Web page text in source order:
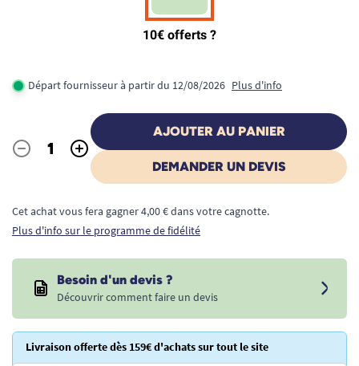
Départ fournisseur à partir du 12/08/2026 Plus d'info
Quantité
- +
AJOUTER AU PANIER
DEMANDER UN DEVIS
Cet achat vous fera gagner 4,00 € dans votre cagnotte.
Plus d'info sur le programme de fidélité
Besoin d'un devis ?
Découvrir comment faire un devis
Livraison offerte dès 159€ d'achats sur tout le site